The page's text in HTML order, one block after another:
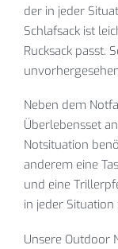
der in jeder
Schlafsack ist
Rucksack passt.
Neben dem
Überlebensset
Notsituation
anderem eine
und eine
in jeder
Unsere Outdoor